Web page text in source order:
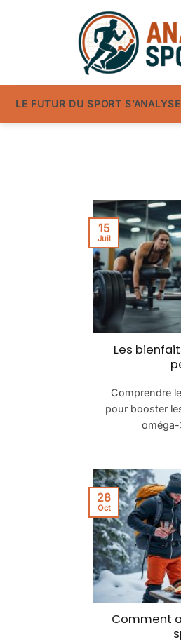
LE FUTUR DU SPORT
Les
Comprendre
pour booster
15
Juil
Comment
28
Oct